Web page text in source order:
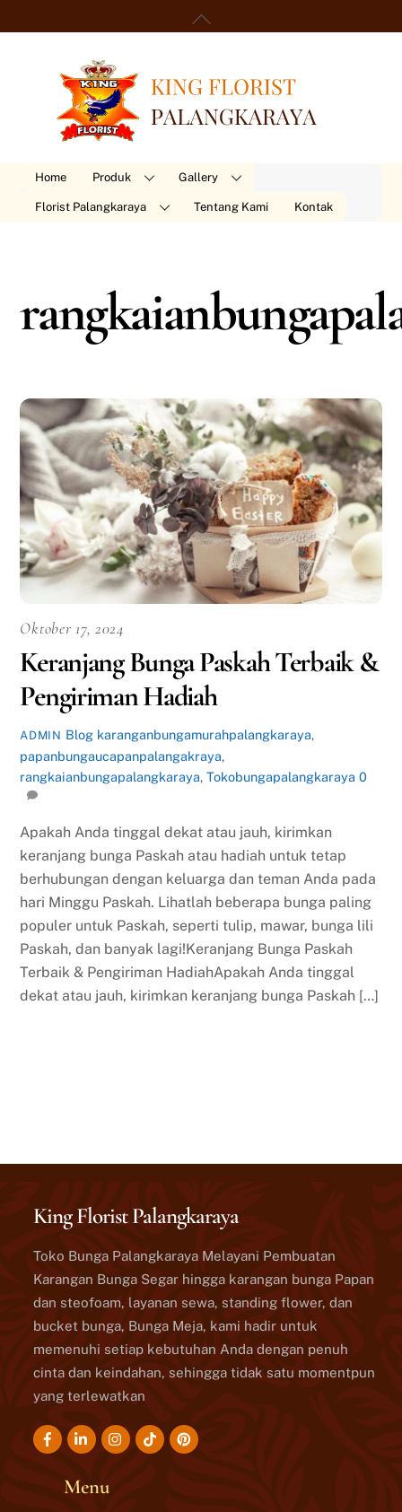
to
Home Produk Gallery
Florist Palangkaraya Tentang Kami Kontak
Oktober 17, 2024
Keranjang Bunga Paskah Terbaik &
Pengiriman Hadiah
ADMIN Blog karanganbungamurahpalangkaraya,
papanbungaucapanpalangakraya,
rangkaianbungapalangkaraya,Tokobungapalangkaraya 0
Apakah Anda tinggal dekat atau jauh, kirimkan
keranjang bunga Paskah atau hadiah untuk tetap
berhubungan dengan keluarga dan teman Anda pada
hari Minggu Paskah. Lihatlah beberapa bunga paling
populer untuk Paskah, seperti tulip, mawar, bunga lili
Paskah, dan banyak lagi!Keranjang Bunga Paskah
Terbaik & Pengiriman HadiahApakah Anda tinggal
dekat atau jauh, kirimkan keranjang bunga Paskah […]
Back
To
King Florist Palangkaraya
Toko Bunga Palangkaraya Melayani Pembuatan
Karangan Bunga Segar hingga karangan bunga Papan
dan steofoam, layanan sewa, standing flower, dan
bucket bunga, Bunga Meja, kami hadir untuk
memenuhi setiap kebutuhan Anda dengan penuh
cinta dan keindahan, sehingga tidak satu momentpun
yang terlewatkan
Icon
Icon Icon Icon
Menu